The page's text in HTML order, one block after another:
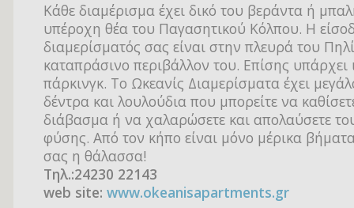
Κάθε διαμέρισμα έχει δικό του βεράντα ή
υπέροχη θέα του Παγασητικού Κόλπου. Η
διαμερίσματός σας είναι στην πλευρά του
καταπράσινο περιβάλλον του. Επίσης υπάρχει
πάρκινγκ. Το Ωκεανίς Διαμερίσματα έχει
δέντρα και λουλούδια που μπορείτε να
διάβασμα ή να χαλαρώσετε και απολαύσετε
φύσης. Από τον κήπο είναι μόνο μέρικα
σας η θάλασσα!
Τηλ.:24230 22143
web site: www.okeanisapartments.gr